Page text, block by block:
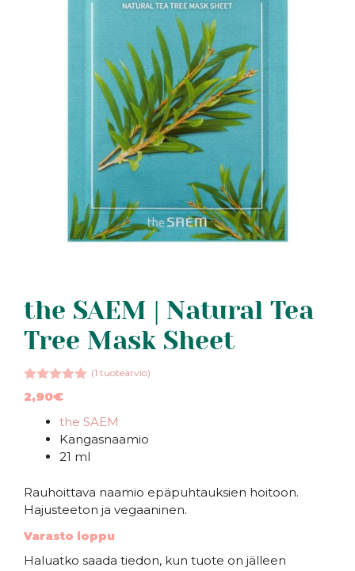
the SAEM | Natural Tea
Tree Mask Sheet
5.00 5:stä
(1 tuotearvio)
2,90€
the SAEM
Kangasnaamio
21 ml
Rauhoittava naamio epäpuhtauksien hoitoon.
Hajusteeton ja vegaaninen.
Varasto loppu
Haluatko saada tiedon, kun tuote on jälleen